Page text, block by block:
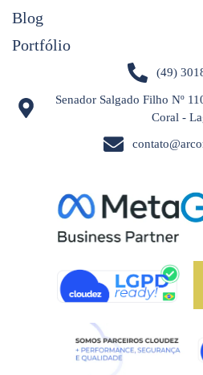
Blog
Portfólio
(49)
Senador Salgado Filho Nº
Coral -